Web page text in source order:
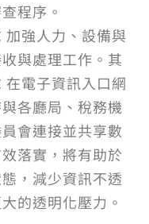
程序。
加強人力、設備與
與處理工作。其
電子資訊入口網
各廳局、稅務機
會連接並共享數
落實，將有助於
，減少資訊不透
的透明化壓力。